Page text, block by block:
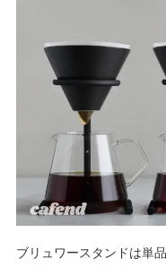
ブリュワースタンドは単